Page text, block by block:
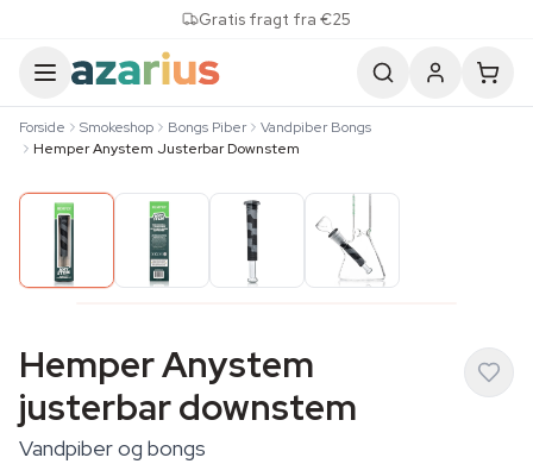
Gratis fragt fra €25
Forside Smokeshop Bongs Piber
Vandpiber Bongs
Hemper Anystem Justerbar Downstem
Hemper Anystem
justerbar downstem
Vandpiber og bongs